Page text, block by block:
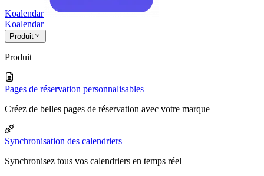
Koalendar
Koalendar
Produit
Produit
Pages de réservation personnalisables
Créez de belles pages de réservation avec votre marque
Synchronisation des calendriers
Synchronisez tous vos calendriers en temps réel